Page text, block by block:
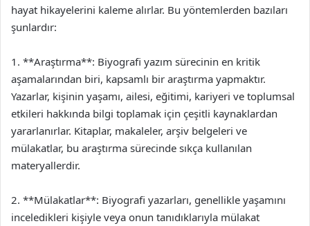
hayat hikayelerini kaleme alırlar. Bu yöntemlerden bazıları
şunlardır:
1. **Araştırma**: Biyografi yazım sürecinin en kritik
aşamalarından biri, kapsamlı bir araştırma yapmaktır.
Yazarlar, kişinin yaşamı, ailesi, eğitimi, kariyeri ve toplumsal
etkileri hakkında bilgi toplamak için çeşitli kaynaklardan
yararlanırlar. Kitaplar, makaleler, arşiv belgeleri ve
mülakatlar, bu araştırma sürecinde sıkça kullanılan
materyallerdir.
2. **Mülakatlar**: Biyografi yazarları, genellikle yaşamını
inceledikleri kişiyle veya onun tanıdıklarıyla mülakat